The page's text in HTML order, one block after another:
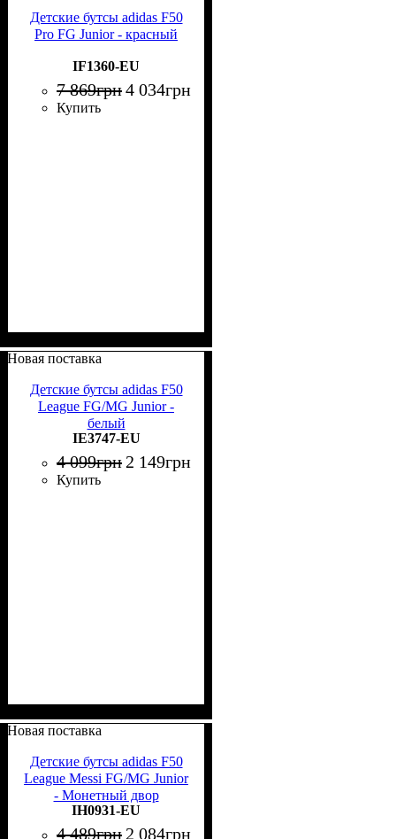
Детские бутсы adidas F50
Pro FG Junior - красный
IF1360-EU
7 869грн4 034грн
Купить
Новая поставка
Детские бутсы adidas F50
League FG/MG Junior -
белый
IE3747-EU
4 099грн 2 149грн
Купить
Новая поставка
Детские бутсы adidas F50
League Messi FG/MG Junior
- Монетный двор
IH0931-EU
4 489грн 2 084грн